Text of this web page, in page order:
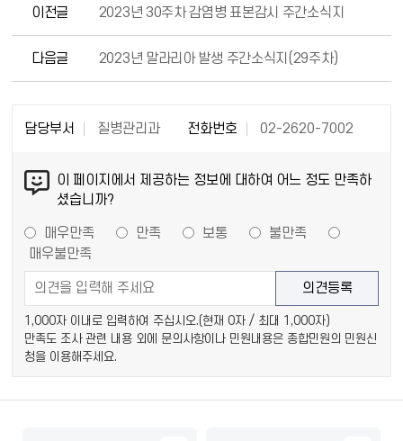
이전글 2023년 30주차 감염병 표본감시 주간소식지
다음글 2023년 말라리아 발생 주간소식지(29주차)
담당부서 질병관리과 전화번호 02-2620-7002
이 페이지에서 제공하는 정보에 대하여 어느 정도 만족하
셨습니까?
매우만족 만족 보통
불만족
매우불만족
1,000자 이내로 입력하여 주십시오.(현재 0자 / 최대 1,000자)
만족도 조사 관련 내용 외에 문의사항이나 민원내용은 종합민원의 민원신
청을 이용해주세요.